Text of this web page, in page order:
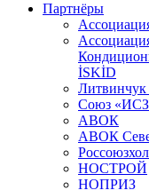
Партнёры
İSKİD
Союз
АВОК
АВОК
НОСТРОЙ
НОПРИЗ